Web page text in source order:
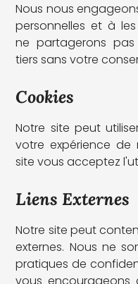
Nous nous
personnelles et à
ne partagerons
tiers sans votre
Cookies
Notre site peut
votre expérience de
site vous acceptez
Liens Externes
Notre site peut
externes. Nous ne
pratiques de